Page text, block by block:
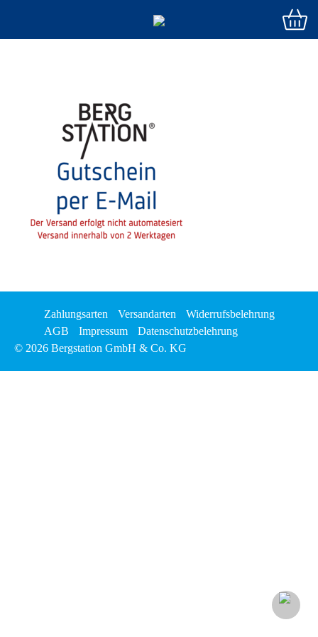
Zahlungsarten Versandarten
Widerrufsbelehrung
AGB
Impressum
Datenschutzbelehrung
© 2026 Bergstation GmbH & Co. KG